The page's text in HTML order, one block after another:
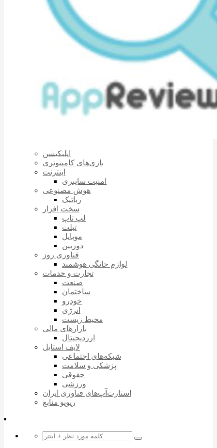
اپلیکیشن
بازی‌های کامپیوتری
اینترنت
امنیت سایبری
هوش مصنوعی
رباتیک
سخت افزار
لپ تاپ
تبلت
موبایل
دوربین
فناوری روز
لوازم خانگی هوشمند
تجارت و خدمات
صنعت
ساختمان
خودرو
انرژی
محیط زیست
بازارهای مالی
ارزدیجیتال
لایف استایل
شبکه‌های اجتماعی
پزشکی و سلامت
حقوقی
ورزشی
استارت‌آپ‌های فناوری ایران
ریویو منابع